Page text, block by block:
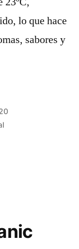
lo que hace
sabores y